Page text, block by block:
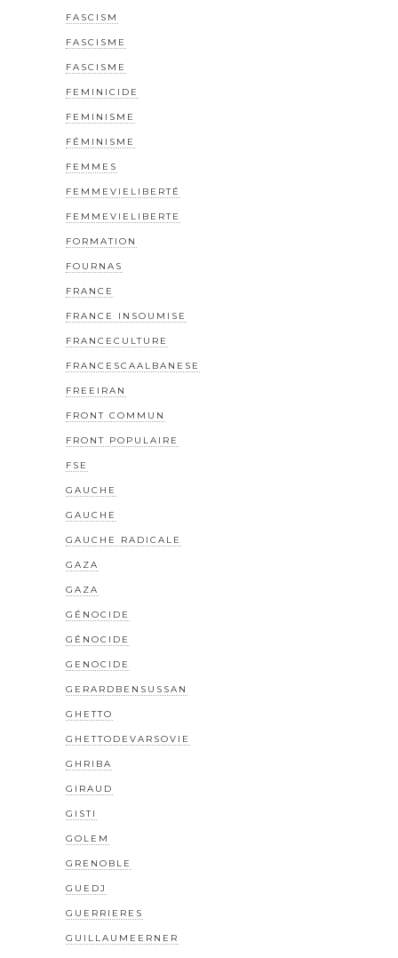
FASCISM
FASCISME
FASCISME
FEMINICIDE
FEMINISME
FÉMINISME
FEMMES
FEMMEVIELIBERTÉ
FEMMEVIELIBERTE
FORMATION
FOURNAS
FRANCE
FRANCE INSOUMISE
FRANCECULTURE
FRANCESCAALBANESE
FREEIRAN
FRONT COMMUN
FRONT POPULAIRE
FSE
GAUCHE
GAUCHE
GAUCHE RADICALE
GAZA
GAZA
GÉNOCIDE
GÉNOCIDE
GENOCIDE
GERARDBENSUSSAN
GHETTO
GHETTODEVARSOVIE
GHRIBA
GIRAUD
GISTI
GOLEM
GRENOBLE
GUEDJ
GUERRIERES
GUILLAUMEERNER